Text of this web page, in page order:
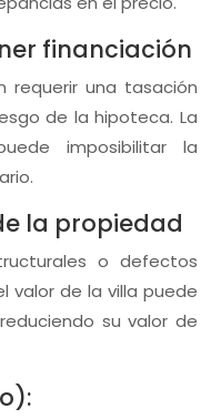
financiación
requerir una tasación
de la hipoteca. La
imposibilitar la
la propiedad
o defectos
valor de la villa puede
su valor de